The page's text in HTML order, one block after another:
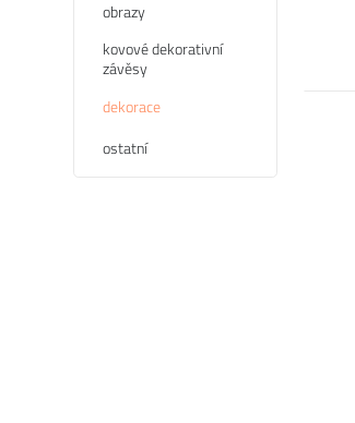
obrazy
kovové dekorativní
závěsy
dekorace
ostatní